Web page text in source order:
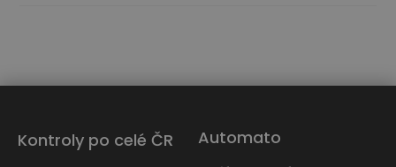
Automato
Kontroly po celé ČR